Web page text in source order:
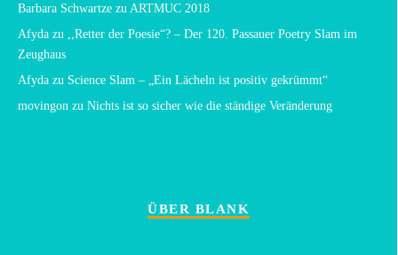
Barbara Schwartze zu ARTMUC 2018
Afyda zu
,,Retter der Poesie“? – Der 120. Passauer Poetry Slam im
Zeughaus
Afyda zu Science Slam – „Ein Lächeln ist positiv gekrümmt“
movingon zu Nichts ist so sicher wie die ständige Veränderung
ÜBER BLANK